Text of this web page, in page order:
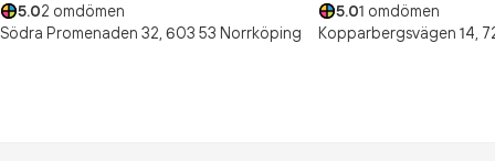
5.02 omdömen
Södra Promenaden 32, 603 53 Norrköping
5.01 omdömen
Kopparbergsvägen 14,